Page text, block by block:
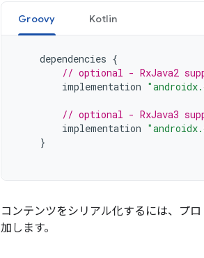
Groovy Kotlin
dependencies {
// optional - RxJava2
implementation
// optional - RxJava3
implementation
}
コンテンツをシリアル化するには、プ
加します。